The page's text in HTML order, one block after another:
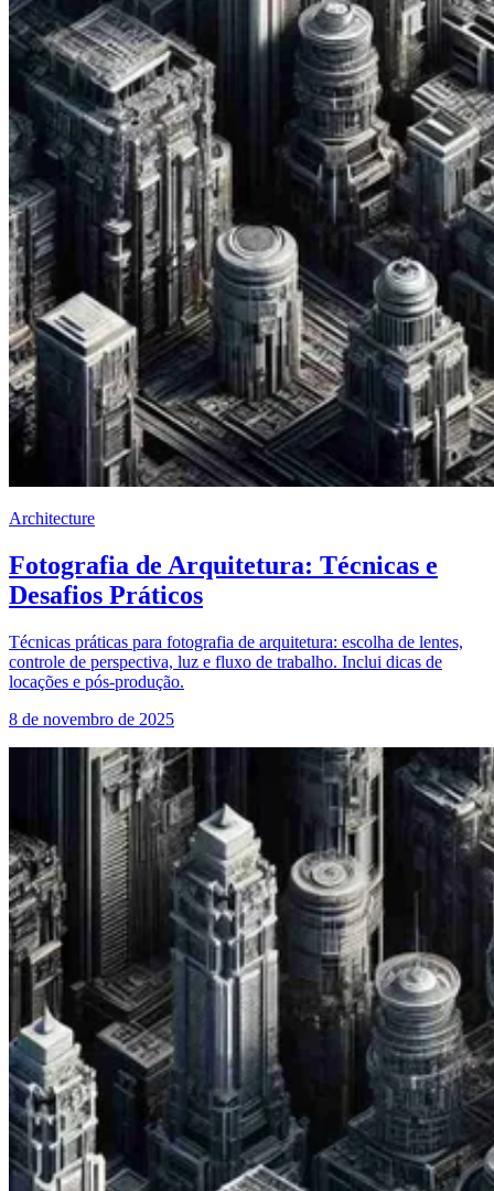
Architecture
Fotografia de Arquitetura: Técnicas e
Desafios Práticos
Técnicas práticas para fotografia de arquitetura: escolha de lentes,
controle de perspectiva, luz e fluxo de trabalho. Inclui dicas de
locações e pós-produção.
8 de novembro de 2025